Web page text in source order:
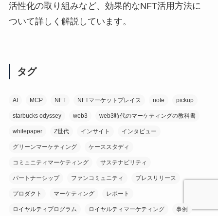
活性化の取り組みなど、効果的なNFT活用方法に
ついて詳しく解説しています。
タグ
AI MCP NFT NFTマーケットプレイス note pickup
starbucks odyssey web3 web3時代のマーケティングの教科書
whitepaper Z世代 インサイト インタビュー
グリーンマーケティング ケーススタディ
コミュニティマーケティング サステナビリティ
パートナーシップ ファンコミュニティ プレスリリース
プロダクト マーケティング レポート
ロイヤルティプログラム ロイヤルティマーケティング 事例